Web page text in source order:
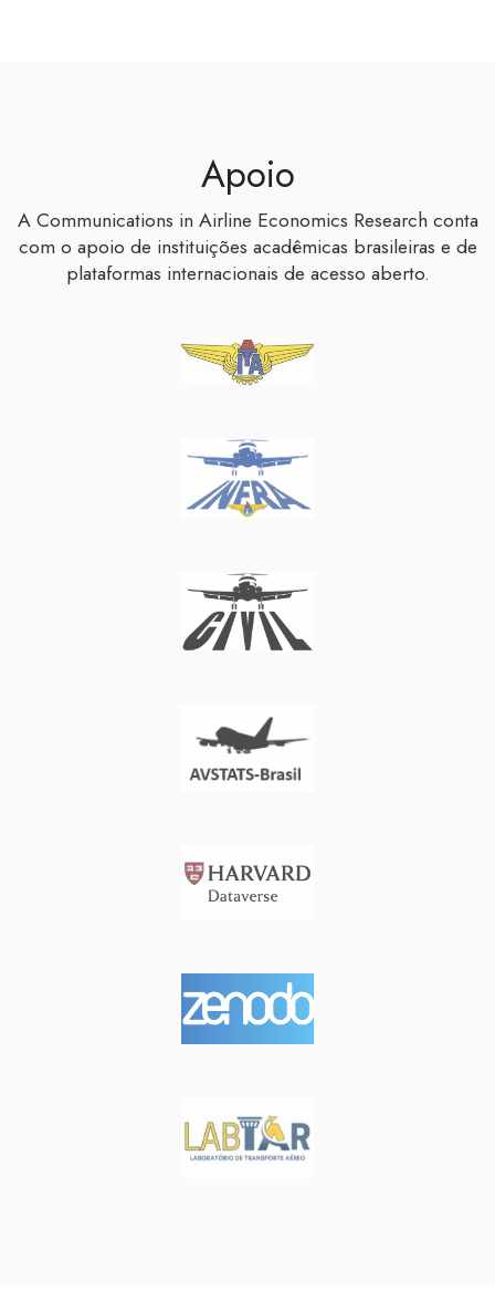
Apoio
A Communications in Airline Economics Research conta
com o apoio de instituições acadêmicas brasileiras e de
plataformas internacionais de acesso aberto.